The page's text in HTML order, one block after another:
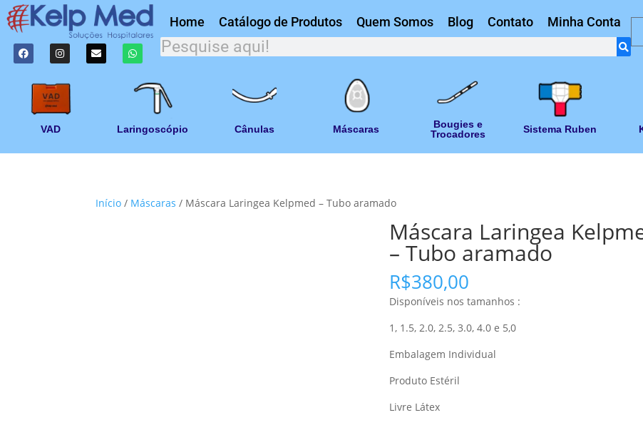
Home Catálogo de Produtos Quem Somos Blog Contato Minha Conta
VAD Laringoscópio Cânulas Máscaras
Bougies e
Trocadores
Sistema Ruben
Início / Máscaras / Máscara Laringea Kelpmed – Tubo aramado
Máscara Laringea
– Tubo aramado
R$380,00
Disponíveis nos tamanhos :
1, 1.5, 2.0, 2.5, 3.0, 4.0 e 5,0
Embalagem Individual
Produto Estéril
Livre Látex